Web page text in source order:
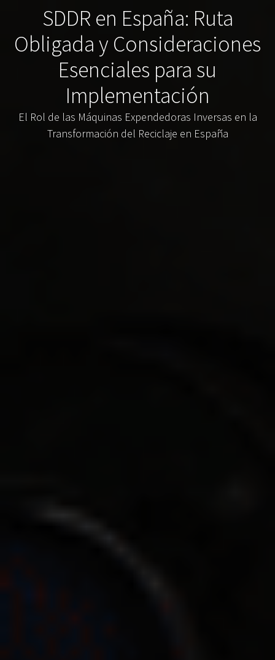
SDDR en España: Ruta
Obligada y Consideraciones
Esenciales para su
Implementación
El Rol de las Máquinas Expendedoras Inversas en la
Transformación del Reciclaje en España